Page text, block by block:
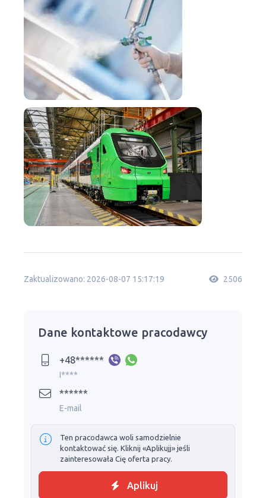
Zaktualizowano: 2026-08-07 15:17:19 2506
Dane kontaktowe pracodawcy
+48******
I****
******
E-mail
Ten pracodawca woli samodzielnie
kontaktować się. Kliknij «Aplikujj» jeśli
zainteresowała Cię oferta pracy.
Aplikuj